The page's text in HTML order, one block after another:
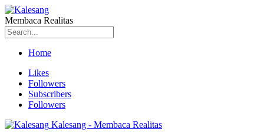
Membaca Realitas
Home
Likes
Followers
Subscribers
Followers
Kalesang - Membaca Realitas